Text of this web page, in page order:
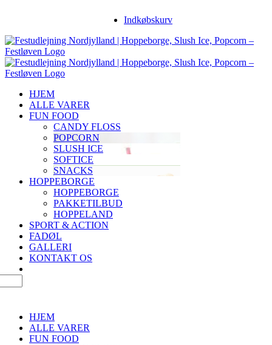
Indkøbskurv
HJEM
ALLE VARER
FUN FOOD
CANDY FLOSS
POPCORN
SLUSH ICE
SOFTICE
SNACKS
HOPPEBORGE
HOPPEBORGE
PAKKETILBUD
HOPPELAND
SPORT & ACTION
FADØL
GALLERI
KONTAKT OS
HJEM
ALLE VARER
FUN FOOD